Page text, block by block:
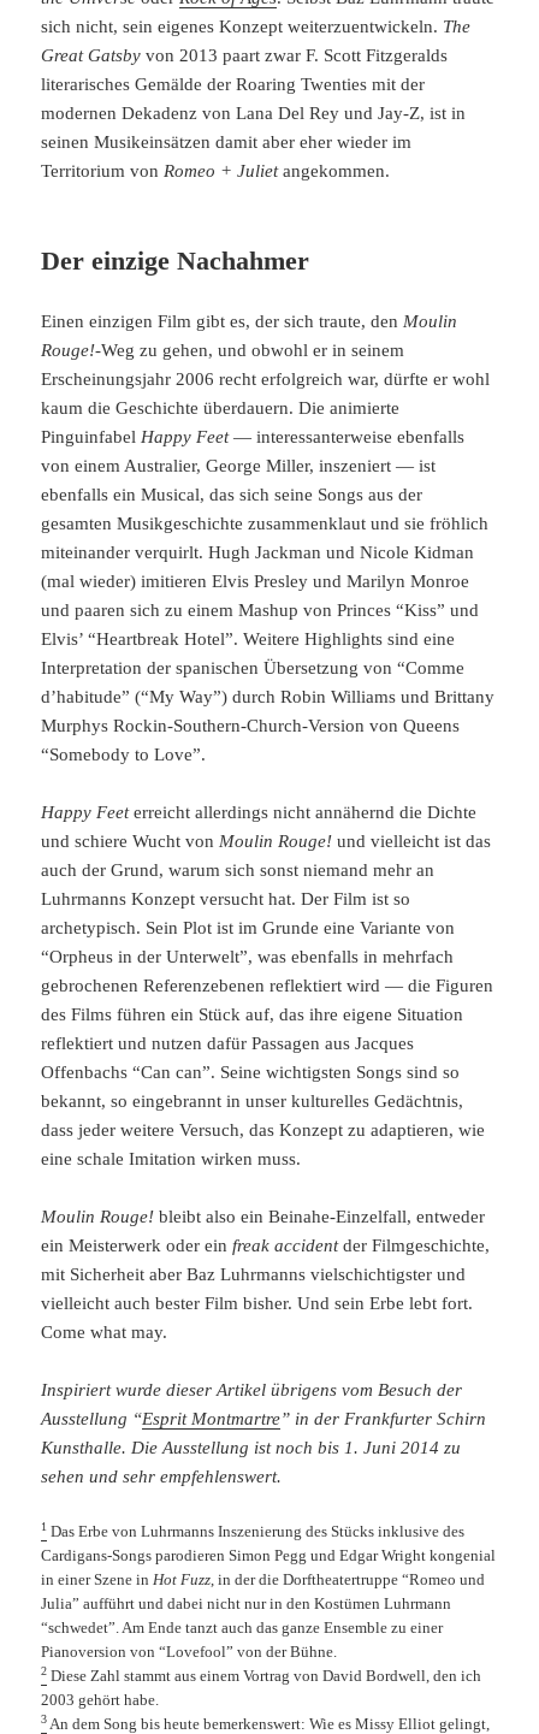
sich nicht, sein eigenes Konzept weiterzuentwickeln. The
Great Gatsby von 2013 paart zwar F. Scott Fitzgeralds
literarisches Gemälde der Roaring Twenties mit der
modernen Dekadenz von Lana Del Rey und Jay-Z, ist in
seinen Musikeinsätzen damit aber eher wieder im
Territorium von Romeo + Julietangekommen.
Der einzige Nachahmer
Einen einzigen Film gibt es, der sich traute, den Moulin
Rouge!-Weg zu gehen, und obwohl er in seinem
Erscheinungsjahr 2006 recht erfolgreich war, dürfte er wohl
kaum die Geschichte überdauern. Die animierte
Pinguinfabel Happy Feet— interessanterweise ebenfalls
von einem Australier, George Miller, inszeniert — ist
ebenfalls ein Musical, das sich seine Songs aus der
gesamten Musikgeschichte zusammenklaut und sie fröhlich
miteinander verquirlt. Hugh Jackman und Nicole Kidman
(mal wieder) imitieren Elvis Presley und Marilyn Monroe
und paaren sich zu einem Mashup von Princes “Kiss” und
Elvis’ “Heartbreak Hotel”. Weitere Highlights sind eine
Interpretation der spanischen Übersetzung von “Comme
d’habitude” (“My Way”) durch Robin Williams und Brittany
Murphys Rockin-Southern-Church-Version von Queens
“Somebody to Love”.
Happy Feeterreicht allerdings nicht annähernd die Dichte
und schiere Wucht von Moulin Rouge! und vielleicht ist das
auch der Grund, warum sich sonst niemand mehr an
Luhrmanns Konzept versucht hat. Der Film ist so
archetypisch. Sein Plot ist im Grunde eine Variante von
“Orpheus in der Unterwelt”, was ebenfalls in mehrfach
gebrochenen Referenzebenen reflektiert wird — die Figuren
des Films führen ein Stück auf, das ihre eigene Situation
reflektiert und nutzen dafür Passagen aus Jacques
Offenbachs “Can can”. Seine wichtigsten Songs sind so
bekannt, so eingebrannt in unser kulturelles Gedächtnis,
dass jeder weitere Versuch, das Konzept zu adaptieren, wie
eine schale Imitation wirken muss.
Moulin Rouge! bleibt also ein Beinahe-Einzelfall, entweder
ein Meisterwerk oder einfreak accidentder Filmgeschichte,
mit Sicherheit aber Baz Luhrmanns vielschichtigster und
vielleicht auch bester Film bisher. Und sein Erbe lebt fort.
Come what may.
Inspiriert wurde dieser Artikel übrigens vom Besuch der
Ausstellung “Esprit Montmartre” in der Frankfurter Schirn
Kunsthalle. Die Ausstellung ist noch bis 1. Juni 2014 zu
sehen und sehr empfehlenswert.
1 Das Erbe von Luhrmanns Inszenierung des Stücks inklusive des
Cardigans-Songs parodieren Simon Pegg und Edgar Wright kongenial
in einer Szene inHot Fuzz, in der die Dorftheatertruppe “Romeo und
Julia” aufführt und dabei nicht nur in den Kostümen Luhrmann
“schwedet”. Am Ende tanzt auch das ganze Ensemble zu einer
Pianoversion von “Lovefool” von der Bühne.
2 Diese Zahl stammt aus einem Vortrag von David Bordwell, den ich
2003 gehört habe.
3 An dem Song bis heute bemerkenswert: Wie es Missy Elliot gelingt,